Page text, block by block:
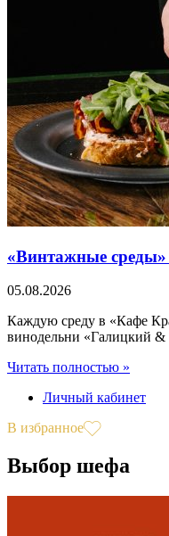
«Винтажные
05.08.2026
Каждую среду в «Кафе
винодельни «Галицкий &
Читать полностью »
Личный кабинет
В избранное
Выбор шефа